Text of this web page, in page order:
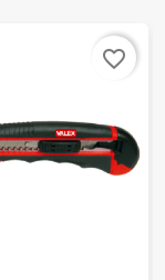
favorite_border